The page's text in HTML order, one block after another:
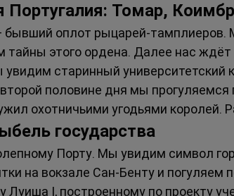
Португалия: Томар,
оплот рыцарей-тамплиеров.
тайны этого ордена. Далее нас
старинный университетский
половине дня мы
охотничьими угодьями королей.
государства
Порту. Мы увидим символ
на вокзале Сан-Бенту и
Луиша I, построенному по проекту